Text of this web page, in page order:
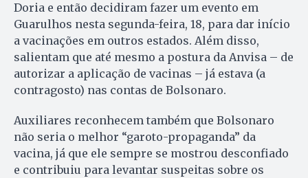
Doria e então decidiram fazer um evento em
Guarulhos nesta segunda-feira, 18, para dar início
a vacinações em outros estados. Além disso,
salientam que até mesmo a postura da Anvisa – de
autorizar a aplicação de vacinas – já estava (a
contragosto) nas contas de Bolsonaro.
Auxiliares reconhecem também que Bolsonaro
não seria o melhor “garoto-propaganda” da
vacina, já que ele sempre se mostrou desconfiado
e contribuiu para levantar suspeitas sobre os